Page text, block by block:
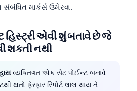
માર્કર્સ ઉમેરવા.
હિસ્ટ્રી એવી શું બતાવે છે જે
શકતી નથી
વ્યક્તિગત એક સેટ પોઈન્ટ બનાવે
થતો ફેરફાર રિપોર્ટ લાલ થાય તે